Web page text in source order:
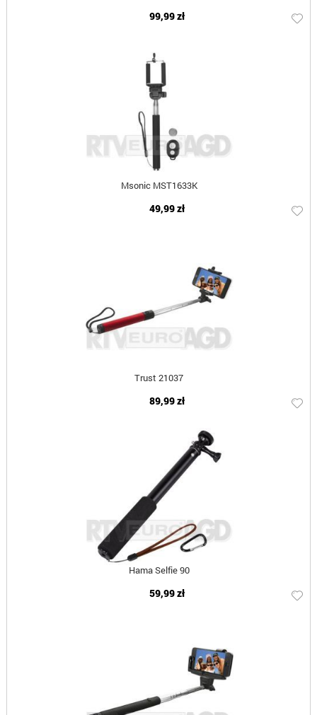
99,99 zł
Msonic MST1633K
49,99 zł
Trust 21037
89,99 zł
Hama Selfie 90
59,99 zł